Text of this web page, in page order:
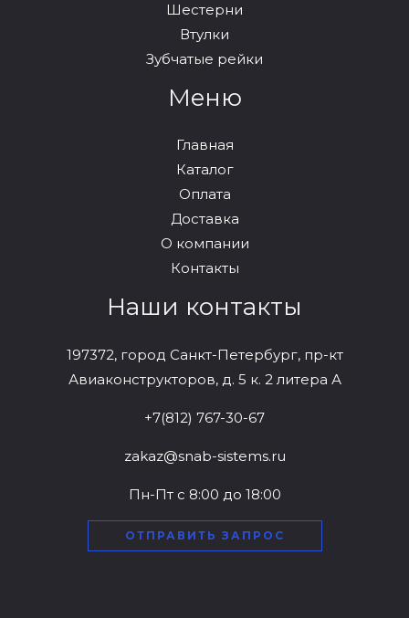
Шестерни
Втулки
Зубчатые рейки
Меню
Главная
Каталог
Оплата
Доставка
О компании
Контакты
Наши контакты
197372, город Санкт-Петербург, пр-кт
Авиаконструкторов, д. 5 к. 2 литера А
+7(812) 767-30-67
zakaz@snab-sistems.ru
Пн-Пт с 8:00 до 18:00
ОТПРАВИТЬ ЗАПРОС